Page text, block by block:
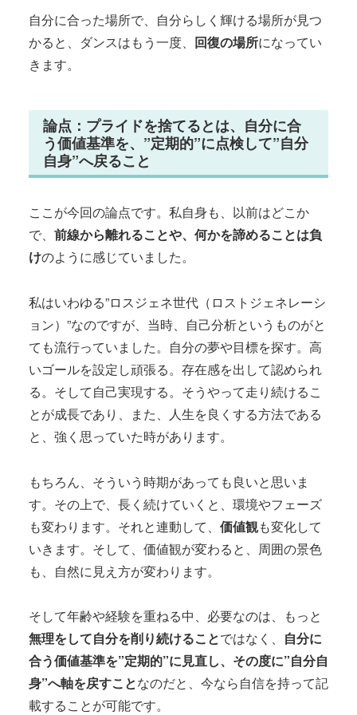
自分に合った場所で、自分らしく輝ける場所が見つ
かると、ダンスはもう一度、 回復の場所になってい
きます。
論点：プライドを捨てるとは、自分に合
う価値基準を、”定期的”に点検して”自分
自身”へ戻ること
ここが今回の論点です。私自身も、以前はどこか
で、 前線から離れることや、何かを諦めることは負
けのように感じていました。
私はいわゆる”ロスジェネ世代（ロストジェネレーシ
ョン）”なのですが、当時、自己分析というものがと
ても流行っていました。自分の夢や目標を探す。高
いゴールを設定し頑張る。存在感を出して認められ
る。そして自己実現する。そうやって走り続けるこ
とが成長であり、また、人生を良くする方法である
と、強く思っていた時があります。
もちろん、そういう時期があっても良いと思いま
す。その上で、長く続けていくと、環境やフェーズ
も変わります。それと連動して、 価値観も変化して
いきます。そして、価値観が変わると、周囲の景色
も、自然に見え方が変わります。
そして年齢や経験を重ねる中、必要なのは、もっと
無理をして自分を削り続けることではなく、 自分に
合う価値基準を”定期的”に見直し、その度に”自分自
身”へ軸を戻すことなのだと、今なら自信を持って記
載することが可能です。